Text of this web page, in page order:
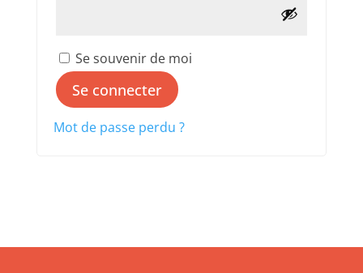
Se souvenir de moi
Se connecter
Mot de passe perdu ?